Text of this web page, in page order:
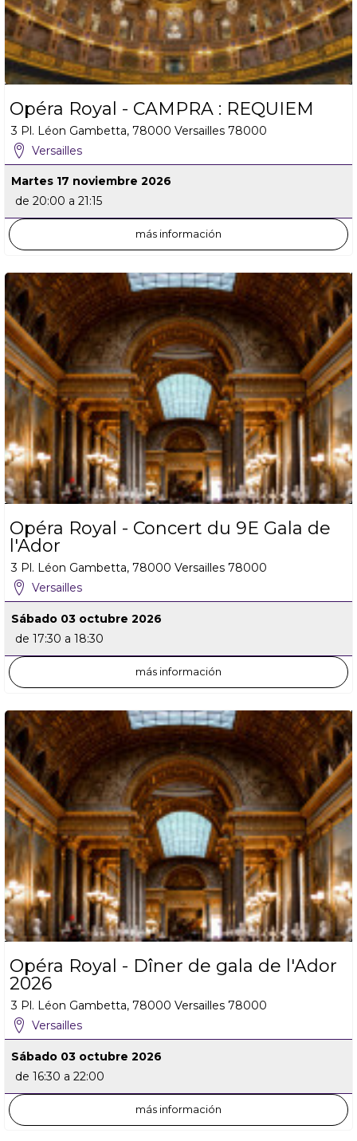
Opéra Royal - CAMPRA : REQUIEM
3 Pl. Léon Gambetta, 78000 Versailles 78000
Versailles
Martes 17 noviembre 2026
de 20:00 a 21:15
más información
Opéra Royal - Concert du 9E Gala de
l'Ador
3 Pl. Léon Gambetta, 78000 Versailles 78000
Versailles
Sábado 03 octubre 2026
de 17:30 a 18:30
más información
Opéra Royal - Dîner de gala de l'Ador
2026
3 Pl. Léon Gambetta, 78000 Versailles 78000
Versailles
Sábado 03 octubre 2026
de 16:30 a 22:00
más información